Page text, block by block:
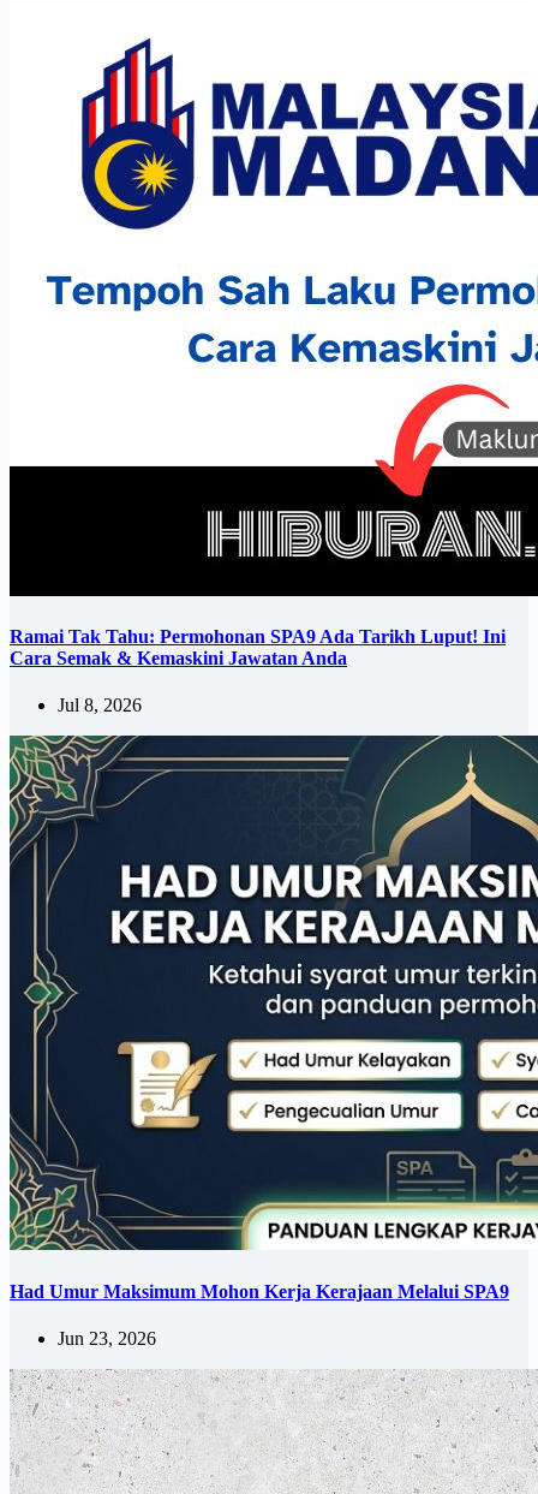
Ramai Tak Tahu: Permohonan SPA9 Ada Tarikh Luput! Ini
Cara Semak & Kemaskini Jawatan Anda
Jul 8, 2026
Had Umur Maksimum Mohon Kerja Kerajaan Melalui SPA9
Jun 23, 2026